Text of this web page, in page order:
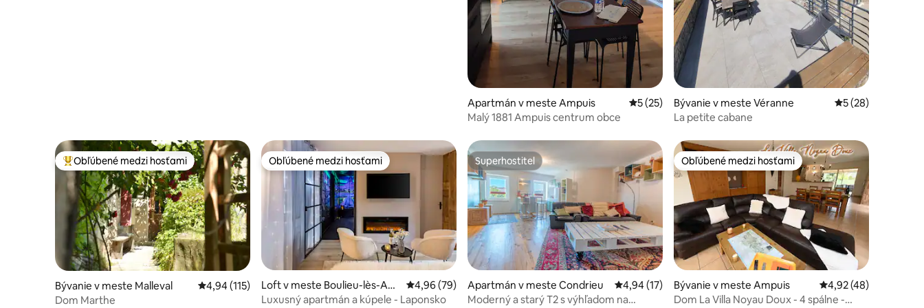
Apartmán v meste Ampuis Priemerné ohodnotenie 5 z 5, počet hodnotení: 25
5 (25)
Malý 1881 Ampuis centrum obce
Bývanie v meste Véranne Priemerné
5 (28)
La petite cabane
Najobľúbenejšie medzi hosťami
Obľúbené medzi hosťami
Bývanie v meste Malleval Priemerné ohodnotenie 4,94 z 5, počet hodnotení: 115
4,94 (115)
Dom Marthe
Obľúbené medzi hosťami
Obľúbené medzi hosťami
Loft v meste Boulieu-lès-Ann
onay
Priemerné ohodnotenie 4,96 z 5, počet hodnotení: 79
4,96 (79)
Luxusný apartmán a kúpele - Laponsko
Superhostiteľ
Superhostiteľ
Apartmán v meste Condrieu Priemerné ohodnotenie 4,94 z 5, počet hodnotení: 17
4,94 (17)
Moderný a starý T2 s výhľadom na
Obľúbené medzi hosťami
Obľúbené medzi hosťami
Bývanie v meste Ampuis Priemerné
4,92 (48)
Dom La Villa Noyau Doux - 4 spálne -